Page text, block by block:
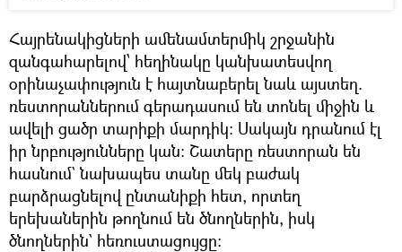
Հայրենակիցների ամենամտերմիկ շրջանին
զանգահարելով՝ հեղինակը կանխատեսվող
օրինաչափություն է հայտնաբերել նաև այստեղ.
ռեստորաններում գերադասում են տոնել միջին և
ավելի ցածր տարիքի մարդիկ: Սակայն դրանում էլ
իր նրբությունները կան: Շատերը ռեստորան են
հասնում` նախապես տանը մեկ բաժակ
բարձրացնելով ընտանիքի հետ, որտեղ
երեխաներին թողնում են ծնողներին, իսկ
ծնողներին` հեռուստացույցը: